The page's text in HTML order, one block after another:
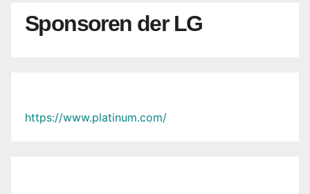
Sponsoren der LG
https://www.platinum.com/